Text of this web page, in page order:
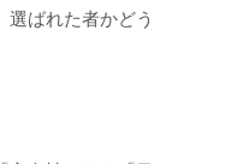
ばれた者かどう